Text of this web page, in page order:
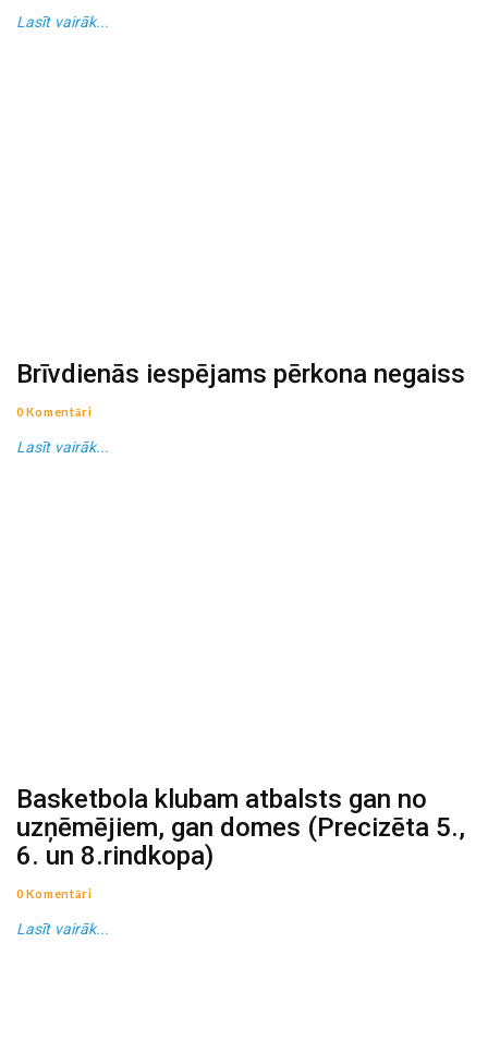
Lasīt vairāk...
Brīvdienās iespējams pērkona negaiss
0 Komentāri
Lasīt vairāk...
Basketbola klubam atbalsts gan no
uzņēmējiem, gan domes (Precizēta 5.,
6. un 8.rindkopa)
0 Komentāri
Lasīt vairāk...